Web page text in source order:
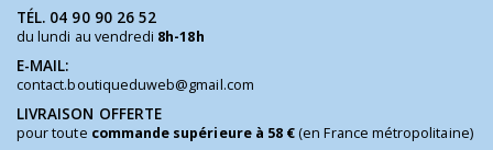
TÉL. 04 90 90 26 52
du lundi au vendredi 8h-18h
E-MAIL:
contact.boutiqueduweb@gmail.com
LIVRAISON OFFERTE
pour toute commande supérieure à 58 €(en France métropolitaine)